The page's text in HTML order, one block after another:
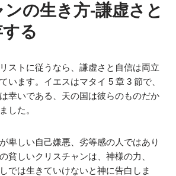
の生き方-謙虚さと
る
ストに従うなら、謙虚さと自信は両立
います。イエスはマタイ 5 章 3 節で、
幸いである、天の国は彼らのものだか
した。
卑しい自己嫌悪、劣等感の人ではあり
貧しいクリスチャンは、神様の力、
では生きていけないと神に告白しま